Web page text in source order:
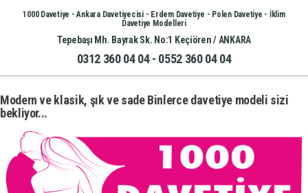
İçeriğe1000 Davetiye - Ankara Davetiyecisi - Erdem Davetiye - Polen Davetiye - İklim
Davetiye Modelleri
Tepebaşı Mh. Bayrak Sk. No:1 Keçiören / ANKARA
0312 360 04 04 - 0552 360 04 04
Modern ve klasik, şık ve sade Binlerce davetiye modeli sizi
bekliyor...